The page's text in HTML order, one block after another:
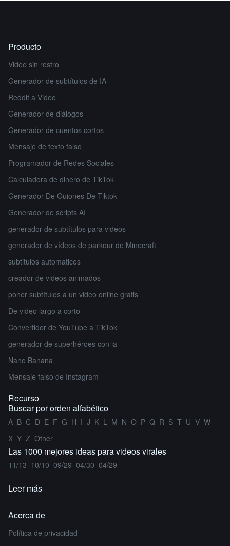
Producto
Video sin rostro
Generador de subtítulos de IA
Reddit a Video
Generador de diálogos
Generador de cuentos cortos
Mensaje de texto falso
Programador de Redes Sociales
Calculadora de dinero de TikTok
Generador De Guiones De Tiktok
Generador de scripts AI
generador de subtítulos para videos
generador de vídeos de parkour de Minecraft
subtitulos automaticos
creador de videos animados
poner subtítulos a un video online gratis
De video largo a corto
Convertidor de YouTube a TikTok
generador de superhéroes con ia
Nano Banana
Mensaje falso de Instagram
Recurso
Buscar por orden alfabético
A B C D E F G H I J K L M N O P Q R S T U V W
X Y Z Other
Las 1000 mejores ideas para videos virales
11/13 10/10 09/29 04/30 04/29
Leer más
Acerca de
Política de privacidad